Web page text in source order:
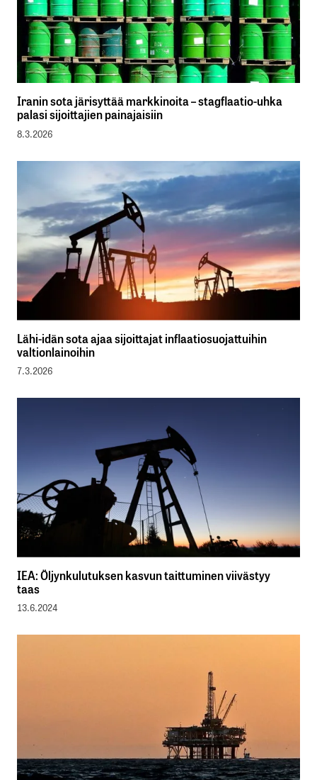
Iranin sota järisyttää markkinoita – stagflaatio-uhka
palasi sijoittajien painajaisiin
8.3.2026
Lähi-idän sota ajaa sijoittajat inflaatiosuojattuihin
valtionlainoihin
7.3.2026
IEA: Öljynkulutuksen kasvun taittuminen viivästyy
taas
13.6.2024